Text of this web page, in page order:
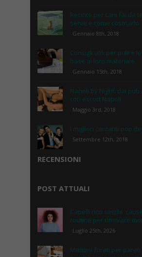
Recinto per cani fai da
serve e come costruirlo
Gennaio 8th, 2018
Consigli utili per pulire
base al loro materiale
Gennaio 15th, 2018
Napoli by Night: dai
con escort Napoli.
Maggio 3rd, 2018
I migliori cantanti pop
Settembre 12th, 2018
RECENSIONI
POST ATTUALI
Capelli ricci secchi:
routine per ritrovare
Luglio 25th, 2026
Mattoni forati per pareti